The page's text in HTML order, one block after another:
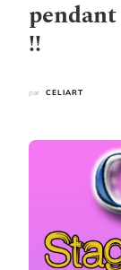
!!
par CELIART